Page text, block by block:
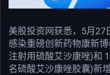
美股投资网获悉，5月27
感染重磅创新药物康新
注射用硫酸艾沙康唑)和
名硫酸艾沙康唑胶囊)新